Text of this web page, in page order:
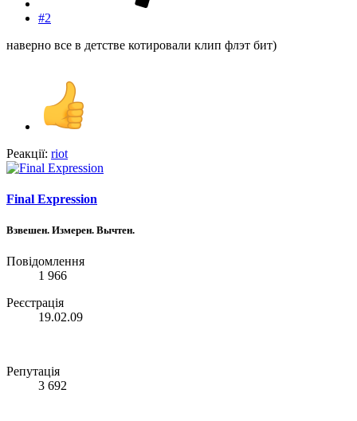
#2
наверно все в детстве котировали клип флэт бит)
Реакції: riot
Final Expression
Взвешен. Измерен. Вычтен.
Повідомлення
1 966
Реєстрація
19.02.09
Репутація
3 692